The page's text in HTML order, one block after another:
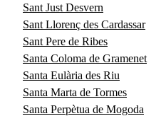
Sant Just Desvern
Sant Llorenç des Cardassar
Sant Pere de Ribes
Santa Coloma de Gramenet
Santa Eulària des Riu
Santa Marta de Tormes
Santa Perpètua de Mogoda